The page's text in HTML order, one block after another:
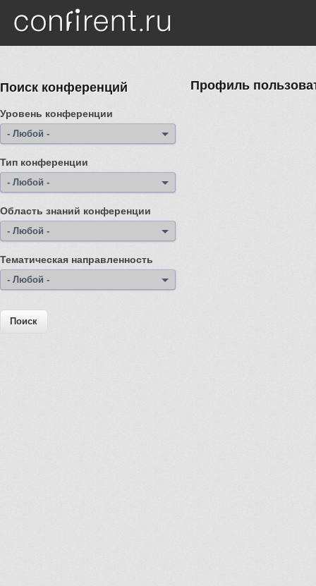
Перейти к основному содержанию
Профиль
Поиск конференций
Уровень конференции
- Любой -
Тип конференции
- Любой -
Область знаний конференции
- Любой -
Тематическая направленность
- Любой -